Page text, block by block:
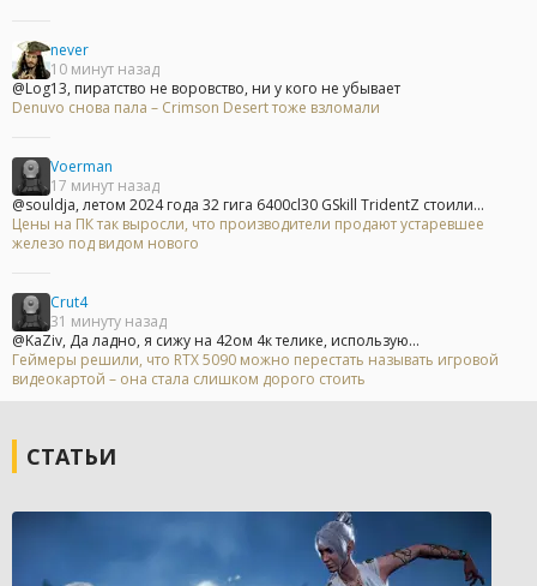
never
10 минут назад
@Log13, пиратство не воровство, ни у кого не убывает
Denuvo снова пала – Crimson Desert тоже взломали
Voerman
17 минут назад
@souldja, летом 2024 года 32 гига 6400cl30 GSkill TridentZ стоили...
Цены на ПК так выросли, что производители продают устаревшее
железо под видом нового
Crut4
31 минуту назад
@KaZiv, Да ладно, я сижу на 42ом 4к телике, использую...
Геймеры решили, что RTX 5090 можно перестать называть игровой
видеокартой – она стала слишком дорого стоить
СТАТЬИ